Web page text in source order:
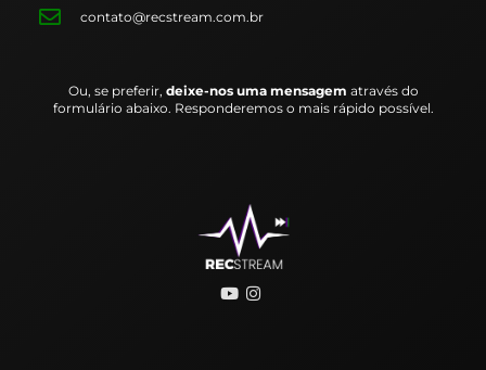
contato@recstream.com.br
Ou, se preferir, deixe-nos uma mensagem através do
formulário abaixo. Responderemos o mais rápido possível.